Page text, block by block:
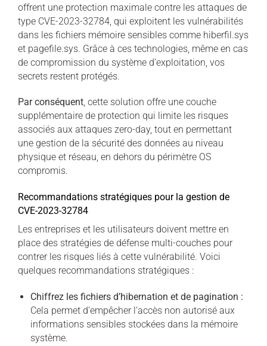
offrent une protection maximale contre les attaques de
type CVE-2023-32784, qui exploitent les vulnérabilités
dans les fichiers mémoire sensibles comme hiberfil.sys
et pagefile.sys. Grâce à ces technologies, même en cas
de compromission du système d’exploitation, vos
secrets restent protégés.
Par conséquent, cette solution offre une couche
supplémentaire de protection qui limite les risques
associés aux attaques zero-day, tout en permettant
une gestion de la sécurité des données au niveau
physique et réseau, en dehors du périmètre OS
compromis.
Recommandations stratégiques pour la gestion de
CVE-2023-32784
Les entreprises et les utilisateurs doivent mettre en
place des stratégies de défense multi-couches pour
contrer les risques liés à cette vulnérabilité. Voici
quelques recommandations stratégiques :
Chiffrez les fichiers d’hibernation et de pagination :
Cela permet d’empêcher l’accès non autorisé aux
informations sensibles stockées dans la mémoire
système.